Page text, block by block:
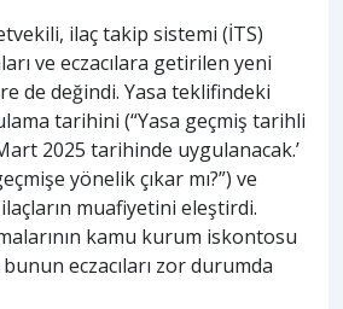
ilaç takip sistemi (İTS)
ve eczacılara getirilen yeni
de değindi. Yasa teklifindeki
tarihini (“Yasa geçmiş tarihli
2025 tarihinde uygulanacak.’
yönelik çıkar mı?”) ve
muafiyetini eleştirdi.
kamu kurum iskontosu
bunun eczacıları zor durumda